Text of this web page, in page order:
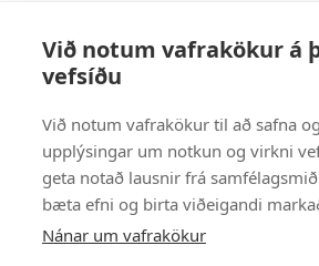
Við notum vafrakökur á
vefsíðu
Við notum vafrakökur til að safna
upplýsingar um notkun og virkni
geta notað lausnir frá
bæta efni og birta viðeigandi
Nánar um vafrakökur
Strætisvagnar:
Númer 11 stansar við
Númer 2, 5, 15 og 17 stansa við